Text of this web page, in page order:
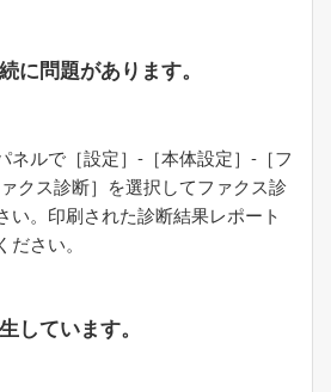
に問題があります。
ネルで［設定］-［本体設定］-［フ
クス診断］を選択してファクス診
い。印刷された診断結果レポート
さい。
しています。